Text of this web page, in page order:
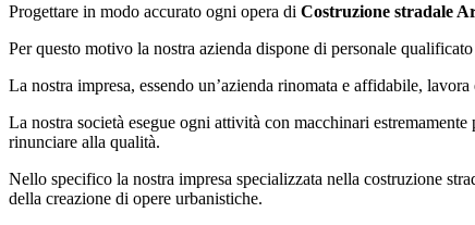
Progettare in modo accurato ogni opera di Costruzione stradale
Per questo motivo la nostra azienda dispone di personale
La nostra impresa, essendo un’azienda rinomata e affidabile,
La nostra società esegue ogni attività con macchinari
rinunciare alla qualità.
Nello specifico la nostra impresa specializzata nella costruzione
della creazione di opere urbanistiche.